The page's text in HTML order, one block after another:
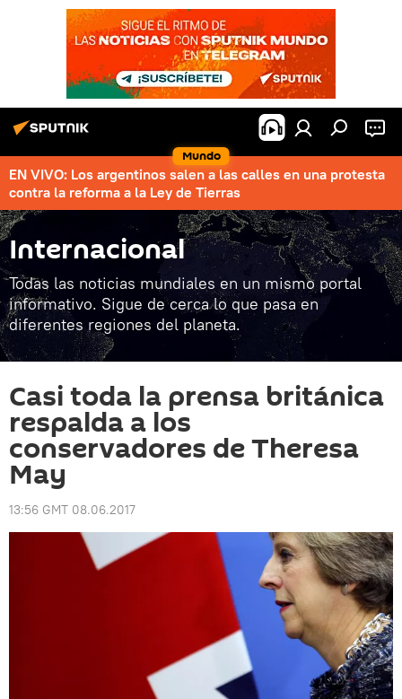
Mundo
EN VIVO: Los argentinos salen a las calles en una protesta
contra la reforma a la Ley de Tierras
Internacional
Todas las noticias mundiales en un mismo portal
informativo. Sigue de cerca lo que pasa en
diferentes regiones del planeta.
Casi toda la prensa británica
respalda a los
conservadores de Theresa
May
13:56 GMT 08.06.2017